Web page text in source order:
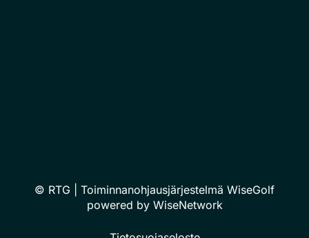
© RTG | Toiminnanohjausjärjestelmä WiseGolf
powered by WiseNetwork